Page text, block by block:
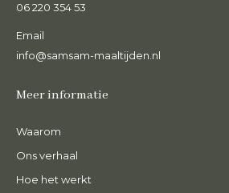
06 220 354 53
Email
info@samsam-maaltijden.nl
Meer informatie
Waarom
Ons verhaal
Hoe het werkt